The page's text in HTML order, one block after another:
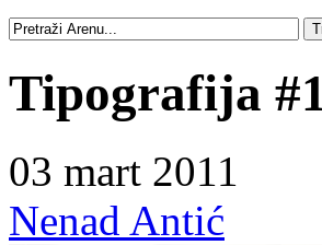
Tipografija
03 mart 2011
Nenad Antić